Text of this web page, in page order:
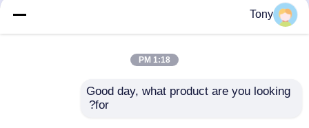
Tony
1:18 PM
Good day, what product are you looking
for?